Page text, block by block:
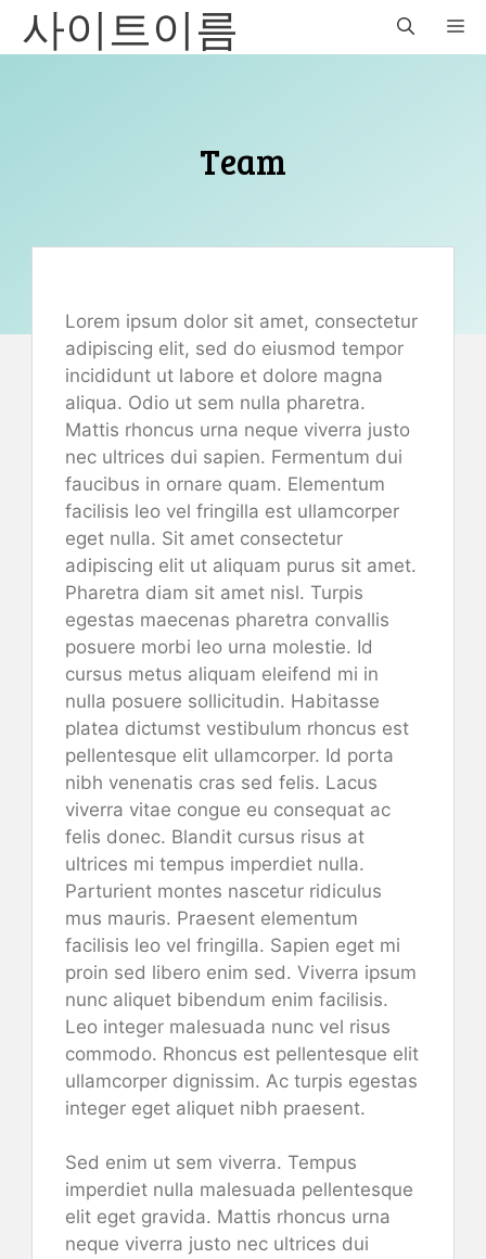
Skip사이트이름
Team
Lorem ipsum dolor sit amet, consectetur
adipiscing elit, sed do eiusmod tempor
incididunt ut labore et dolore magna
aliqua. Odio ut sem nulla pharetra.
Mattis rhoncus urna neque viverra justo
nec ultrices dui sapien. Fermentum dui
faucibus in ornare quam. Elementum
facilisis leo vel fringilla est ullamcorper
eget nulla. Sit amet consectetur
adipiscing elit ut aliquam purus sit amet.
Pharetra diam sit amet nisl. Turpis
egestas maecenas pharetra convallis
posuere morbi leo urna molestie. Id
cursus metus aliquam eleifend mi in
nulla posuere sollicitudin. Habitasse
platea dictumst vestibulum rhoncus est
pellentesque elit ullamcorper. Id porta
nibh venenatis cras sed felis. Lacus
viverra vitae congue eu consequat ac
felis donec. Blandit cursus risus at
ultrices mi tempus imperdiet nulla.
Parturient montes nascetur ridiculus
mus mauris. Praesent elementum
facilisis leo vel fringilla. Sapien eget mi
proin sed libero enim sed. Viverra ipsum
nunc aliquet bibendum enim facilisis.
Leo integer malesuada nunc vel risus
commodo. Rhoncus est pellentesque elit
ullamcorper dignissim. Ac turpis egestas
integer eget aliquet nibh praesent.
Sed enim ut sem viverra. Tempus
imperdiet nulla malesuada pellentesque
elit eget gravida. Mattis rhoncus urna
neque viverra justo nec ultrices dui